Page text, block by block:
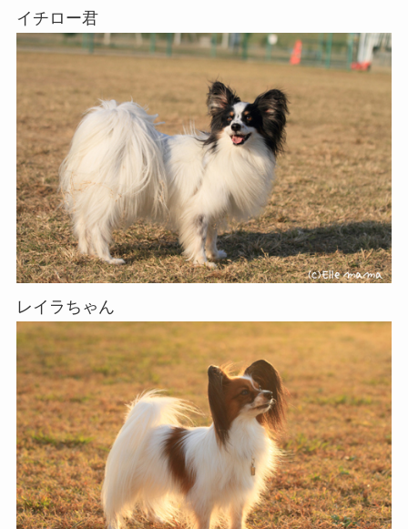
イチロー君
レイラちゃん